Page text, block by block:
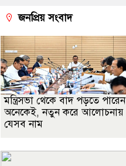
জনপ্রিয় সংবাদ
মন্ত্রিসভা থেকে বাদ পড়তে পারেন
অনেকেই, নতুন করে আলোচনায়
যেসব নাম